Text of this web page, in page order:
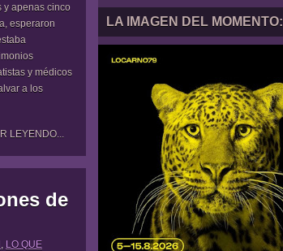
y apenas cinco
esperaron
y médicos
a los
LEYENDO...
de
, LO QUE
LA IMAGEN DEL MOMENTO: